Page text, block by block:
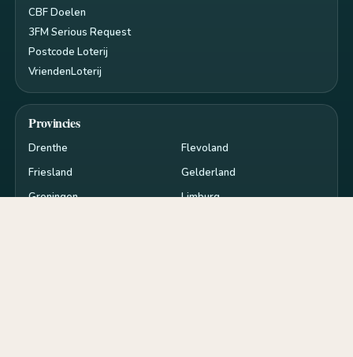
CBF Doelen
3FM Serious Request
Postcode Loterij
VriendenLoterij
Provincies
Drenthe
Flevoland
Friesland
Gelderland
Groningen
Limburg